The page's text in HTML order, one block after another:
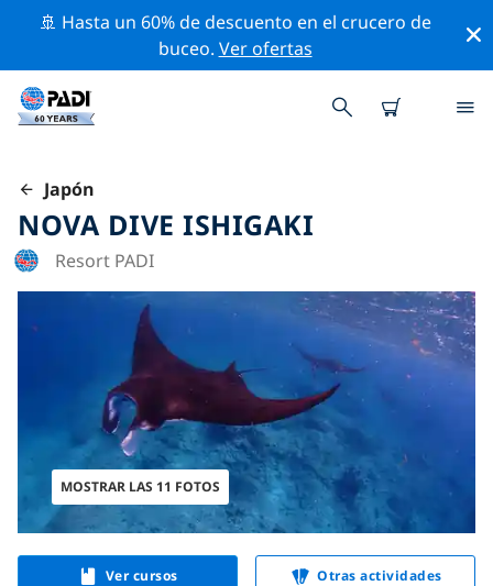
🚢 Hasta un 60% de descuento en el crucero de
buceo. Ver ofertas
Japón
NOVA DIVE ISHIGAKI
Resort PADI
MOSTRAR LAS 11 FOTOS
Ver cursos Otras actividades